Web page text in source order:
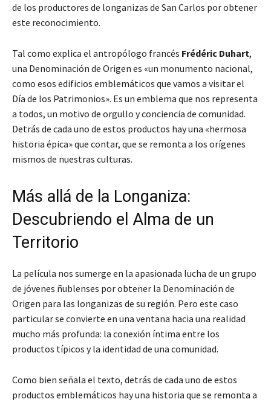
de los productores de longanizas de San Carlos por obtener
este reconocimiento.
Tal como explica el antropólogo francés Frédéric Duhart,
una Denominación de Origen es «un monumento nacional,
como esos edificios emblemáticos que vamos a visitar el
Día de los Patrimonios». Es un emblema que nos representa
a todos, un motivo de orgullo y conciencia de comunidad.
Detrás de cada uno de estos productos hay una «hermosa
historia épica» que contar, que se remonta a los orígenes
mismos de nuestras culturas.
Más allá de la Longaniza:
Descubriendo el Alma de un
Territorio
La película nos sumerge en la apasionada lucha de un grupo
de jóvenes ñublenses por obtener la Denominación de
Origen para las longanizas de su región. Pero este caso
particular se convierte en una ventana hacia una realidad
mucho más profunda: la conexión íntima entre los
productos típicos y la identidad de una comunidad.
Como bien señala el texto, detrás de cada uno de estos
productos emblemáticos hay una historia que se remonta a